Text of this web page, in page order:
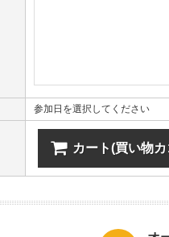
参加日を選択してください
カート(買い物